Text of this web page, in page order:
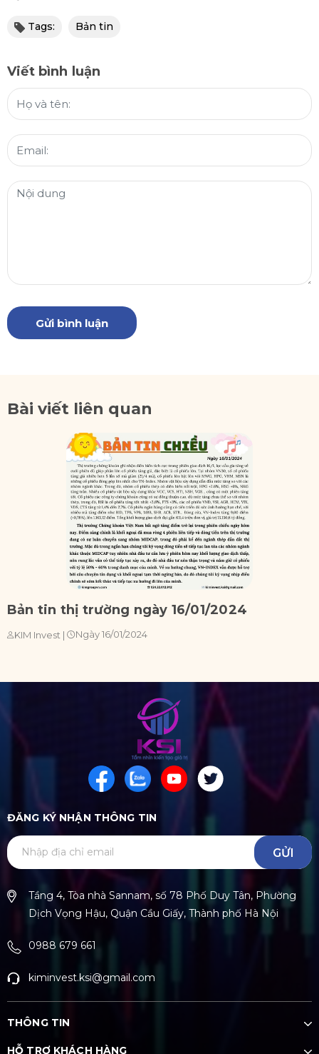
Tags: Bản tin
Viết bình luận
Gửi bình luận
Bài viết liên quan
Bản tin thị trường ngày 16/01/2024
KIM Invest | Ngày 16/01/2024
ĐĂNG KÝ NHẬN THÔNG TIN
GỬI
Tầng 4, Tòa nhà Sannam, số 78 Phố Duy Tân, Phường
Dịch Vọng Hậu, Quận Cầu Giấy, Thành phố Hà Nội
0988 679 661
kiminvest.ksi@gmail.com
THÔNG TIN
HỖ TRỢ KHÁCH HÀNG